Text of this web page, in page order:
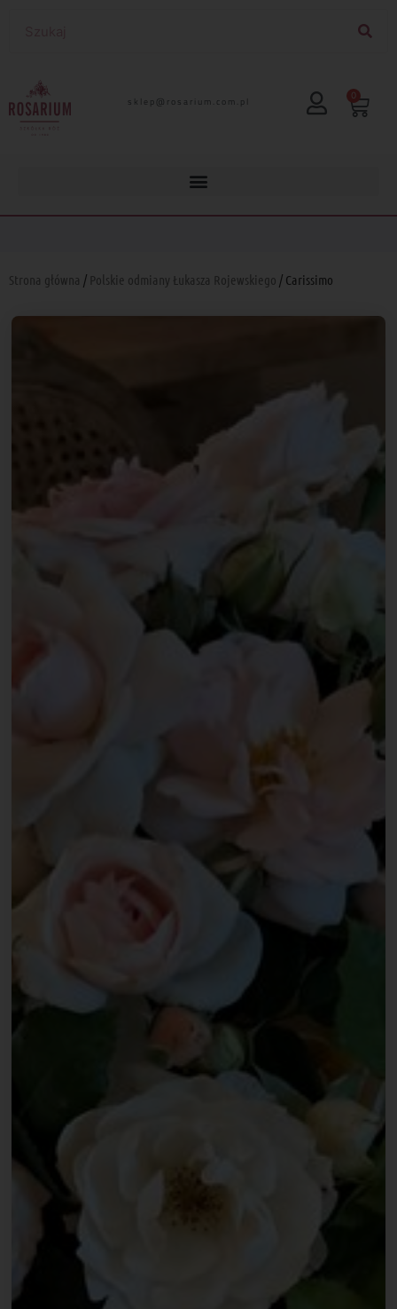
lp.moc.muirasor@pelks 0
Strona główna / Polskie odmiany Łukasza Rojewskiego / Carissimo